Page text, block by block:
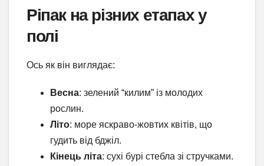
Ріпак на різних етапах у
полі
Ось як він виглядає:
Весна: зелений “килим” із молодих
рослин.
Літо: море яскраво-жовтих квітів, що
гудить від бджіл.
Кінець літа: сухі бурі стебла зі стручками.